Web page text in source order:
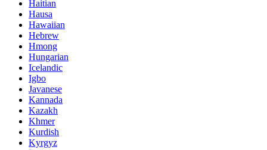
Haitian
Hausa
Hawaiian
Hebrew
Hmong
Hungarian
Icelandic
Igbo
Javanese
Kannada
Kazakh
Khmer
Kurdish
Kyrgyz